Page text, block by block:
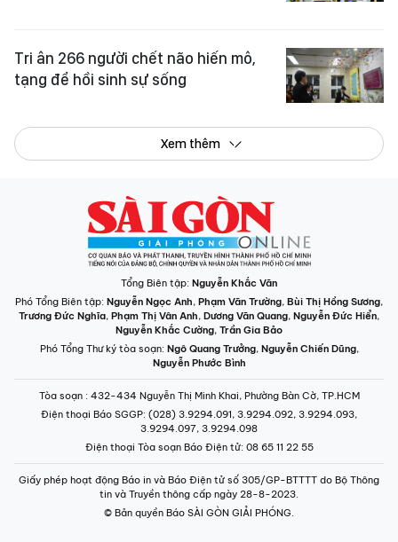
Tri ân 266 người chết não hiến mô,
tạng để hồi sinh sự sống
Xem thêm
Tổng Biên tập: Nguyễn Khắc Văn
Phó Tổng Biên tập: Nguyễn Ngọc Anh, Phạm Văn Trường, Bùi Thị Hồng Sương,
Trương Đức Nghĩa, Phạm Thị Vân Anh, Dương Văn Quang, Nguyễn Đức Hiển,
Nguyễn Khắc Cường, Trần Gia Bảo
Phó Tổng Thư ký tòa soạn: Ngô Quang Trưởng, Nguyễn Chiến Dũng,
Nguyễn Phước Bình
Tòa soạn : 432-434 Nguyễn Thị Minh Khai, Phường Bàn Cờ, TP.HCM
Điện thoại Báo SGGP: (028) 3.9294.091, 3.9294.092, 3.9294.093,
3.9294.097, 3.9294.098
Điện thoại Tòa soạn Báo Điện tử: 08 65 11 22 55
Giấy phép hoạt động Báo in và Báo Điện tử số 305/GP-BTTTT do Bộ Thông
tin và Truyền thông cấp ngày 28-8-2023.
© Bản quyền Báo SÀI GÒN GIẢI PHÓNG.